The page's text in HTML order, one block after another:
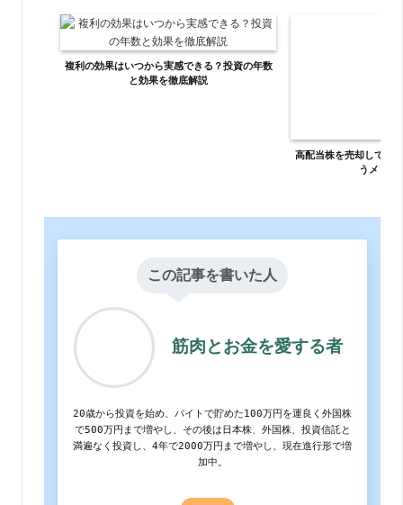
複利の効果はいつから実感できる？投資の年数
と効果を徹底解説
高配当株を売却してイ
うメリッ
この記事を書いた人
筋肉とお金を愛する者
20歳から投資を始め、バイトで貯めた100万円を運良く外国株
で500万円まで増やし、その後は日本株、外国株、投資信託と
満遍なく投資し、4年で2000万円まで増やし、現在進行形で増
加中。